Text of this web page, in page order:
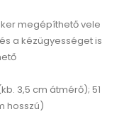
megépíthető vele
a kézügyességet is
3,5 cm átmérő); 51
hosszú)